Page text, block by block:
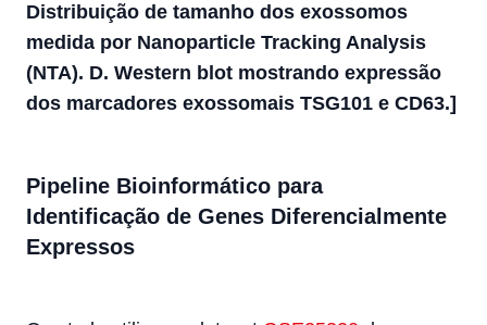
Distribuição de tamanho dos exossomos
medida por Nanoparticle Tracking Analysis
(NTA). D. Western blot mostrando expressão
dos marcadores exossomais TSG101 e CD63.]
Pipeline Bioinformático para
Identificação de Genes Diferencialmente
Expressos